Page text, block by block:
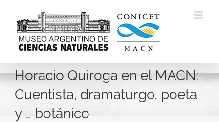
content
Horacio Quiroga en el MACN:
Cuentista, dramaturgo, poeta
y … botánico